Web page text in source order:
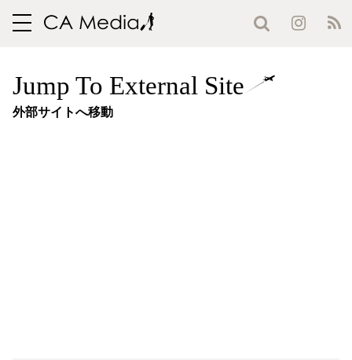
toggle
Jump To External Site
外部サイトへ移動